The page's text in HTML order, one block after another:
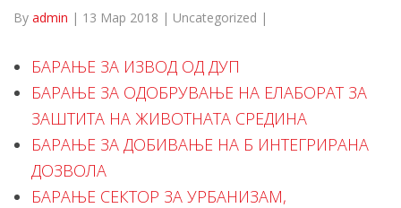
By admin | 13 Мар 2018 | Uncategorized |
БАРАЊЕ ЗА ИЗВОД ОД ДУП
БАРАЊЕ ЗА ОДОБРУВАЊЕ НА ЕЛАБОРАТ ЗА
ЗАШТИТА НА ЖИВОТНАТА СРЕДИНА
БАРАЊЕ ЗА ДОБИВАЊЕ НА Б ИНТЕГРИРАНА
ДОЗВОЛА
БАРАЊЕ СЕКТОР ЗА УРБАНИЗАМ,